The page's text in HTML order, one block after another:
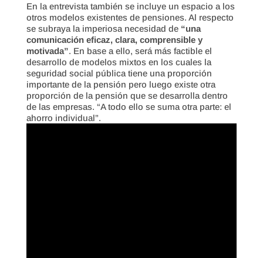
En la entrevista también se incluye un espacio a los
otros modelos existentes de pensiones. Al respecto
se subraya la imperiosa necesidad de “una
comunicación eficaz, clara, comprensible y
motivada”. En base a ello, será más factible el
desarrollo de modelos mixtos en los cuales la
seguridad social pública tiene una proporción
importante de la pensión pero luego existe otra
proporción de la pensión que se desarrolla dentro
de las empresas. “A todo ello se suma otra parte: el
ahorro individual”.